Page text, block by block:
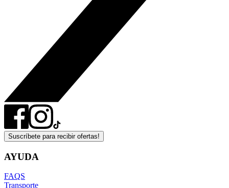
Suscríbete para recibir ofertas!
AYUDA
FAQS
Transporte